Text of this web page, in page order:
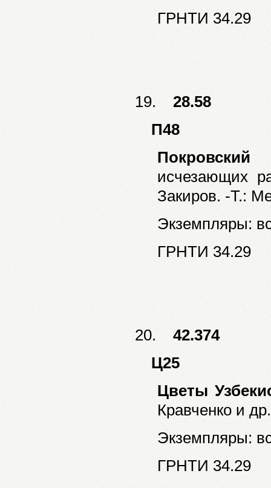
ГРНТИ 34.29
19.28.58
П48
исчезающих
Закиров. -Т.:
Экземпляры:
ГРНТИ 34.29
20.42.374
Ц25
Цветы
Кравченко и
Экземпляры:
ГРНТИ 34.29